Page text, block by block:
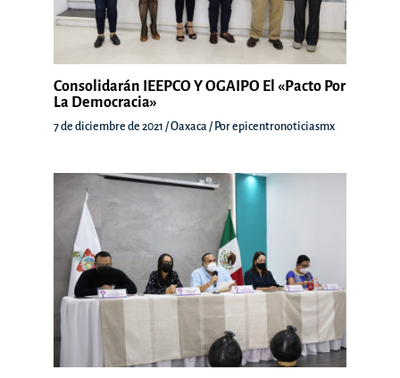
Consolidarán IEEPCO Y OGAIPO El «Pacto Por
La Democracia»
7 de diciembre de 2021 /Oaxaca / Porepicentronoticiasmx